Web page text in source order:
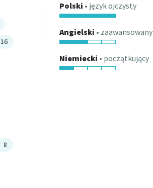
16
8
Polski • język ojczysty
Angielski • zaawansowany
Niemiecki • początkujący